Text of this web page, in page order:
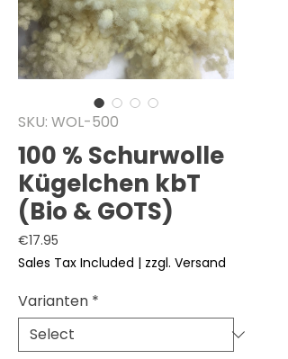
SKU: WOL-500
100 % Schurwolle
Kügelchen kbT
(Bio & GOTS)
€17.95
Sales Tax Included | zzgl. Versand
Varianten *